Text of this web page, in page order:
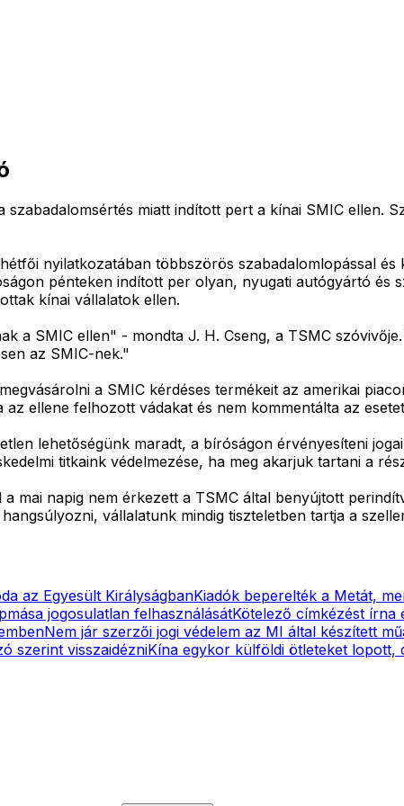
miatt indított pert a kínai SMIC ellen.
nyilatkozatában többszörös szabadalomlopással
pénteken indított per olyan, nyugati autógyártó
kínai vállalatok ellen.
a SMIC ellen" - mondta J. H. Cseng, a TSMC
az SMIC-nek."
a SMIC kérdéses termékeit az amerikai
ellene felhozott vádakat és nem kommentálta az
lehetőségünk maradt, a bíróságon érvényesíteni
titkaink védelmezése, ha meg akarjuk tartani a
mai napig nem érkezett a TSMC által benyújtott
vállalatunk mindig tiszteletben tartja a
az Egyesült KirályságbanKiadók beperelték a Metát,
jogosulatlan felhasználásátKötelező címkézést
Nem jár szerzői jogi védelem az MI által készített
szerint visszaidézniKína egykor külföldi ötleteket lopott,